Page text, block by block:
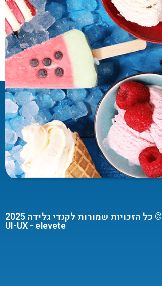
© כל הזכויות שמורות לקנדי גלידה 2025
UI-UX - elevete